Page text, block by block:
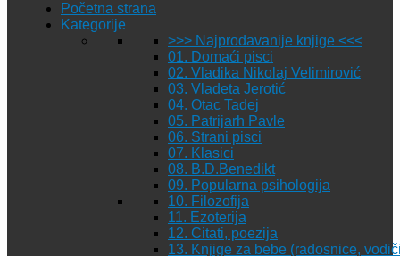
Početna strana
Kategorije
>>> Najprodavanije knjige <<<
01. Domaći pisci
02. Vladika Nikolaj Velimirović
03. Vladeta Jerotić
04. Otac Tadej
05. Patrijarh Pavle
06. Strani pisci
07. Klasici
08. B.D.Benedikt
09. Popularna psihologija
10. Filozofija
11. Ezoterija
12. Citati, poezija
13. Knjige za bebe (radosnice,